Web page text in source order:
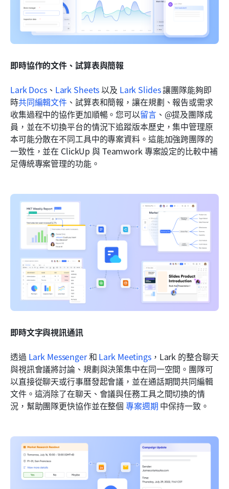
即時協作的文件、試算表與簡報
Lark Docs、 Lark Sheets 以及 Lark Slides 讓團隊能夠即
時共同編輯文件 、試算表和簡報，讓在規劃、報告或需求
收集過程中的協作更加順暢。您可以留言、@提及團隊成
員，並在不切換平台的情況下追蹤版本歷史，集中管理原
本可能分散在不同工具中的專案資料。這能加強跨團隊的
一致性，並在 ClickUp 與 Teamwork專案設定的比較中補
足傳統專案管理的功能。
即時文字與視訊通訊
透過 Lark Messenger 和 Lark Meetings，Lark 的整合聊天
與視訊會議將討論、規劃與決策集中在同一空間。團隊可
以直接從聊天或行事曆發起會議，並在通話期間共同編輯
文件。這消除了在聊天、會議與任務工具之間切換的情
況，幫助團隊更快協作並在整個 專案週期 中保持一致。